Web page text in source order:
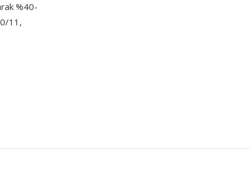
%40-
11,